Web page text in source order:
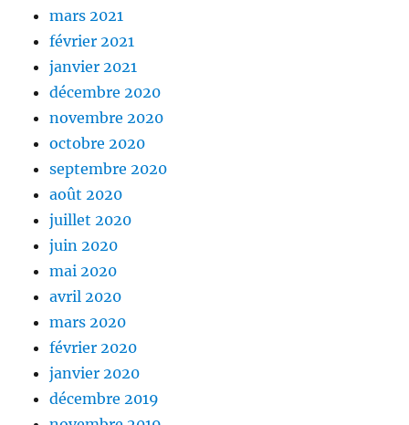
mars 2021
février 2021
janvier 2021
décembre 2020
novembre 2020
octobre 2020
septembre 2020
août 2020
juillet 2020
juin 2020
mai 2020
avril 2020
mars 2020
février 2020
janvier 2020
décembre 2019